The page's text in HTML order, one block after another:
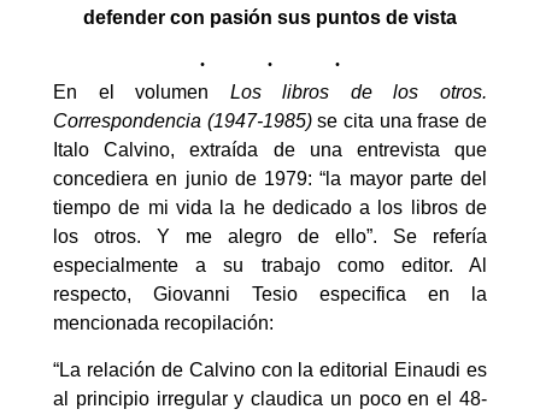
defender con pasión sus puntos de vista
En el volumen Los libros de los otros.
Correspondencia (1947-1985)se cita una frase de
Italo Calvino, extraída de una entrevista que
concediera en junio de 1979: “la mayor parte del
tiempo de mi vida la he dedicado a los libros de
los otros. Y me alegro de ello”. Se refería
especialmente a su trabajo como editor. Al
respecto, Giovanni Tesio especifica en la
mencionada recopilación:
“La relación de Calvino con la editorial Einaudi es
al principio irregular y claudica un poco en el 48-